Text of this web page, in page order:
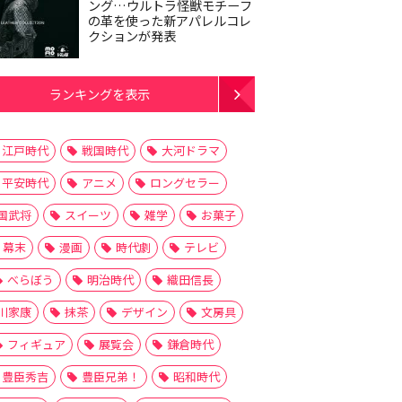
ング…ウルトラ怪獣モチーフ
の革を使った新アパレルコレ
クションが発表
ランキングを表示
江戸時代 戦国時代
大河ドラマ
平安時代
アニメ
ロングセラー
武将
スイーツ 雑学
お菓子
幕末
漫画 時代劇
テレビ
べらぼう
明治時代
織田信長
家康
抹茶 デザイン
文房具
フィギュア
展覧会
鎌倉時代
豊臣秀吉
豊臣兄弟！
昭和時代